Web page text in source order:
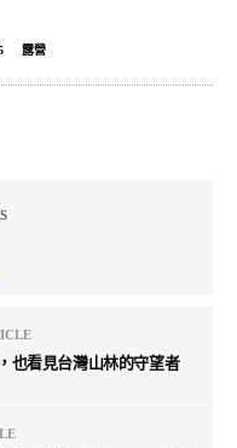
露營
也看見台灣山林的守望者